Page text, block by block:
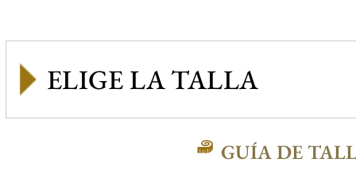
GUÍA DE